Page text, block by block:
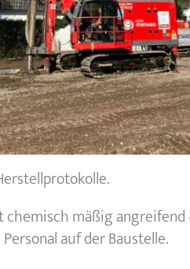
chemisch mäßig
auf der Baustelle.